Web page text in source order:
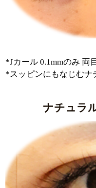
*Jカール 0.1mmのみ 両
*スッピンにもなじむナ
ナチュラ